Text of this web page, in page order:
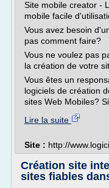
Site mobile creator -
mobile facile
Vous avez besoin
pas comment faire?
Vous ne voulez pas
la création de votre
Vous êtes un
logiciels de création
sites Web Mobiles?
Lire la suite
Site : http://
Création site
sites fiables